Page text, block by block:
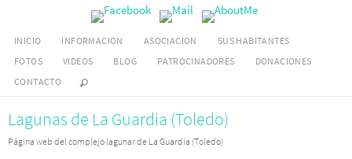
contenido
INICIO INFORMACIÓN ASOCIACION
SUS HABITANTES
FOTOS
VIDEOS BLOG PATROCINADORES
DONACIONES
CONTACTO
Lagunas de La Guardia (Toledo)
Página web del complejo lagunar de La Guardia (Toledo)